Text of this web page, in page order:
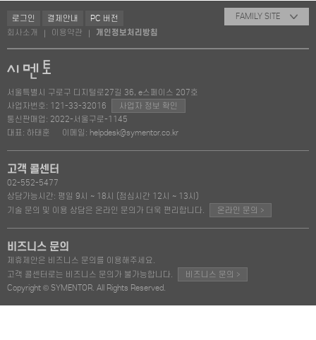
로그인 결제안내
PC 버전
회사소개
이용약관 개인정보처리방침
FAMILY SITE
서울특별시 구로구 디지털로27길 36, e스페이스 207호
사업자번호: 121-33-32016
사업자 정보 확인
통신판매업: 2022-서울구로-1145
대표: 하태훈
이메일: helpdesk@symentor.co.kr
고객 콜센터
02-552-5477
상담가능시간: 평일 9시 ~ 18시 (점심시간 12시 ~ 13시)
기술 문의 및 이용 상담은 온라인 문의가 더욱 편리합니다.
온라인 문의 >
비즈니스 문의
제휴제안은 비즈니스 문의를 이용해주세요.
고객 콜센터로는 비즈니스 문의가 불가능합니다.
비즈니스 문의 >
Copyright © SYMENTOR. All Rights Reserved.